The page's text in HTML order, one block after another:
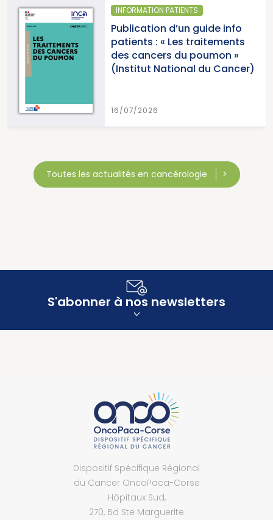
PATIENTS
d’un guide info
: « Les traitements
cancers du poumon »
National du Cancer)
2026
Toutes les actualités en cancérologie
S'abonner à nos newsletters
Dispositif Spécifique Régional
du Cancer OncoPaca-Corse
Hôpitaux Sud,
270, Bd Ste Marguerite